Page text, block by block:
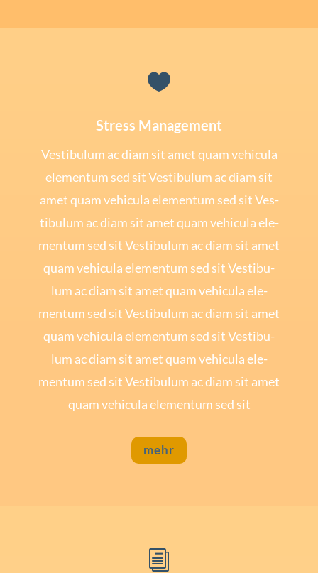

Stress Management
Ves­ti­bu­lum ac diam sit amet quam vehi­cu­la
ele­mentum sed sit Ves­ti­bu­lum ac diam sit
amet quam vehi­cu­la ele­mentum sed sit Ves­
ti­bu­lum ac diam sit amet quam vehi­cu­la ele­
mentum sed sit Ves­ti­bu­lum ac diam sit amet
quam vehi­cu­la ele­mentum sed sit Ves­ti­bu­
lum ac diam sit amet quam vehi­cu­la ele­
mentum sed sit Ves­ti­bu­lum ac diam sit amet
quam vehi­cu­la ele­mentum sed sit Ves­ti­bu­
lum ac diam sit amet quam vehi­cu­la ele­
mentum sed sit Ves­ti­bu­lum ac diam sit amet
quam vehi­cu­la ele­mentum sed sit
mehr
i